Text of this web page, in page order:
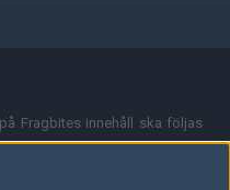
Fragbites innehåll ska följas
Fragbites åsikter.